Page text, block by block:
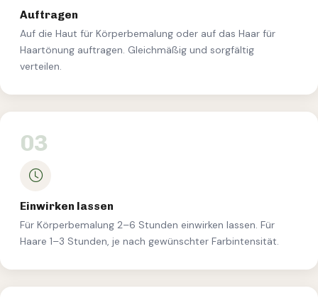
Auftragen
Auf die Haut für Körperbemalung oder auf das Haar für
Haartönung auftragen. Gleichmäßig und sorgfältig
verteilen.
03
Einwirken lassen
Für Körperbemalung 2–6 Stunden einwirken lassen. Für
Haare 1–3 Stunden, je nach gewünschter Farbintensität.